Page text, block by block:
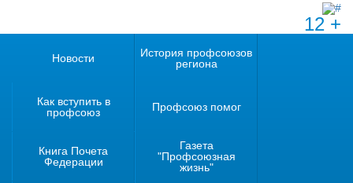
12 +
Новости
История профсоюзов
региона
Как вступить в
профсоюз
Профсоюз помог
Книга Почета
Федерации
Газета
"Профсоюзная
жизнь"